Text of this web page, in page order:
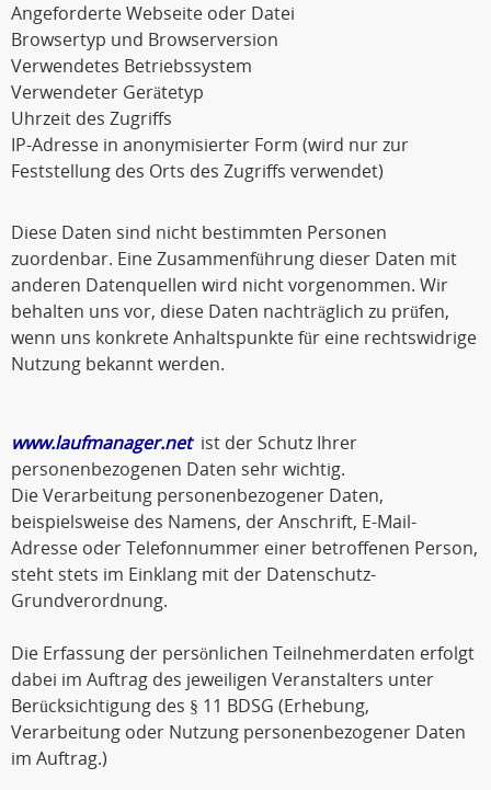
Angeforderte Webseite oder Datei
Browsertyp und Browserversion
Verwendetes Betriebssystem
Verwendeter Gerätetyp
Uhrzeit des Zugriffs
IP-Adresse in anonymisierter Form (wird nur zur
Feststellung des Orts des Zugriffs verwendet)
Diese Daten sind nicht bestimmten Personen
zuordenbar. Eine Zusammenführung dieser Daten mit
anderen Datenquellen wird nicht vorgenommen. Wir
behalten uns vor, diese Daten nachträglich zu prüfen,
wenn uns konkrete Anhaltspunkte für eine rechtswidrige
Nutzung bekannt werden.
www.laufmanager.netist der Schutz Ihrer
personenbezogenen Daten sehr wichtig.
Die Verarbeitung personenbezogener Daten,
beispielsweise des Namens, der Anschrift, E-Mail-
Adresse oder Telefonnummer einer betroffenen Person,
steht stets im Einklang mit der Datenschutz-
Grundverordnung.
Die Erfassung der persönlichen Teilnehmerdaten erfolgt
dabei im Auftrag des jeweiligen Veranstalters unter
Berücksichtigung des § 11 BDSG (Erhebung,
Verarbeitung oder Nutzung personenbezogener Daten
im Auftrag.)